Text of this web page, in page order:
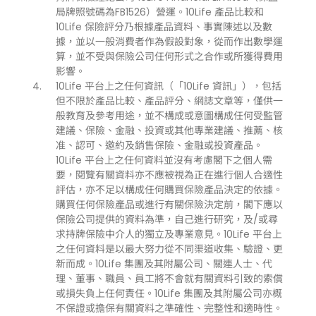
局牌照號碼為FB1526）營運。10Life 產品比較和
10Life 保險評分乃根據產品資料、事實陳述以及數
據，並以一般消費者作為假設對象，從而作出數學運
算，並不受與保險公司任何形式之合作或所獲得費用
影響。
10Life 平台上之任何資訊（「10Life 資訊」），包括
但不限於產品比較、產品評分、網誌文章等，僅供一
般教育及參考用途，並不構成或意圖構成任何受監管
建議、保險、金融、投資或其他專業建議、推薦、核
准、認可、邀約及銷售保險、金融或投資產品。
10Life 平台上之任何資料並沒有考慮閣下之個人需
要，閱覽有關資料亦不應被視為正在進行個人合適性
評估，亦不足以構成任何購買保險產品決定的依據。
購買任何保險產品或進行有關保險決定前，閣下應以
保險公司提供的資料為準，自己進行研究，及/或尋
求持牌保險中介人的獨立及專業意見。10Life 平台上
之任何資料是以最大努力從不同渠道收集、驗證、更
新而成。10Life 集團及其附屬公司、關連人士、代
理、董事、職員、員工將不會就有關資料引致的索償
或損失負上任何責任。10Life 集團及其附屬公司亦概
不保證或擔保有關資料之準確性、完整性和適時性。